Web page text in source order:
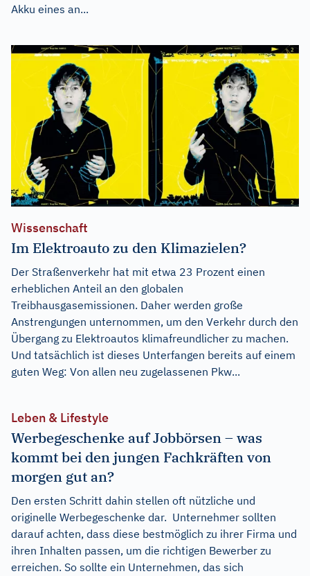
Akku eines an...
Wissenschaft
Im Elektroauto zu den Klimazielen?
Der Straßenverkehr hat mit etwa 23 Prozent einen
erheblichen Anteil an den globalen
Treibhausgasemissionen. Daher werden große
Anstrengungen unternommen, um den Verkehr durch den
Übergang zu Elektroautos klimafreundlicher zu machen.
Und tatsächlich ist dieses Unterfangen bereits auf einem
guten Weg: Von allen neu zugelassenen Pkw...
Leben & Lifestyle
Werbegeschenke auf Jobbörsen – was
kommt bei den jungen Fachkräften von
morgen gut an?
Den ersten Schritt dahin stellen oft nützliche und
originelle Werbegeschenke dar. Unternehmer sollten
darauf achten, dass diese bestmöglich zu ihrer Firma und
ihren Inhalten passen, um die richtigen Bewerber zu
erreichen. So sollte ein Unternehmen, das sich